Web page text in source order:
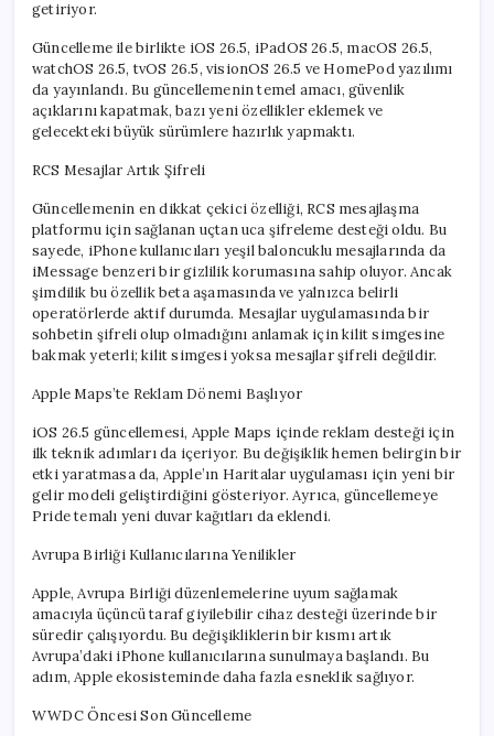
getiriyor.
Güncelleme ile birlikte iOS 26.5, iPadOS 26.5, macOS 26.5,
watchOS 26.5, tvOS 26.5, visionOS 26.5 ve HomePod yazılımı
da yayınlandı. Bu güncellemenin temel amacı, güvenlik
açıklarını kapatmak, bazı yeni özellikler eklemek ve
gelecekteki büyük sürümlere hazırlık yapmaktı.
RCS Mesajlar Artık Şifreli
Güncellemenin en dikkat çekici özelliği, RCS mesajlaşma
platformu için sağlanan uçtan uca şifreleme desteği oldu. Bu
sayede, iPhone kullanıcıları yeşil baloncuklu mesajlarında da
iMessage benzeri bir gizlilik korumasına sahip oluyor. Ancak
şimdilik bu özellik beta aşamasında ve yalnızca belirli
operatörlerde aktif durumda. Mesajlar uygulamasında bir
sohbetin şifreli olup olmadığını anlamak için kilit simgesine
bakmak yeterli; kilit simgesi yoksa mesajlar şifreli değildir.
Apple Maps’te Reklam Dönemi Başlıyor
iOS 26.5 güncellemesi, Apple Maps içinde reklam desteği için
ilk teknik adımları da içeriyor. Bu değişiklik hemen belirgin bir
etki yaratmasa da, Apple’ın Haritalar uygulaması için yeni bir
gelir modeli geliştirdiğini gösteriyor. Ayrıca, güncellemeye
Pride temalı yeni duvar kağıtları da eklendi.
Avrupa Birliği Kullanıcılarına Yenilikler
Apple, Avrupa Birliği düzenlemelerine uyum sağlamak
amacıyla üçüncü taraf giyilebilir cihaz desteği üzerinde bir
süredir çalışıyordu. Bu değişikliklerin bir kısmı artık
Avrupa’daki iPhone kullanıcılarına sunulmaya başlandı. Bu
adım, Apple ekosisteminde daha fazla esneklik sağlıyor.
WWDC Öncesi Son Güncelleme